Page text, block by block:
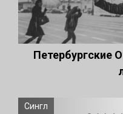
Петербургские
Сингл